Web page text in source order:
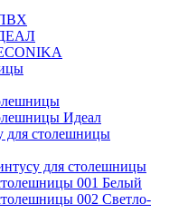
Идеал
для столешницы
для столешницы
001 Белый
002 Светло-